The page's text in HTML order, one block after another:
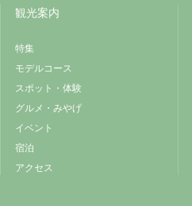
観光案内
特集
モデルコース
スポット・体験
グルメ・みやげ
イベント
宿泊
アクセス